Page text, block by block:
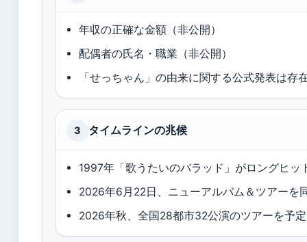
年収の正確な金額（非公開）
配偶者の氏名・職業（非公開）
「せっちゃん」の由来に関する公式発表は存
3 タイムラインの兆候
1997年「歌うたいのバラッド」がロングヒッ
2026年6月22日、ニューアルバム＆ツアーを
2026年秋、全国28都市32公演のツアーを予